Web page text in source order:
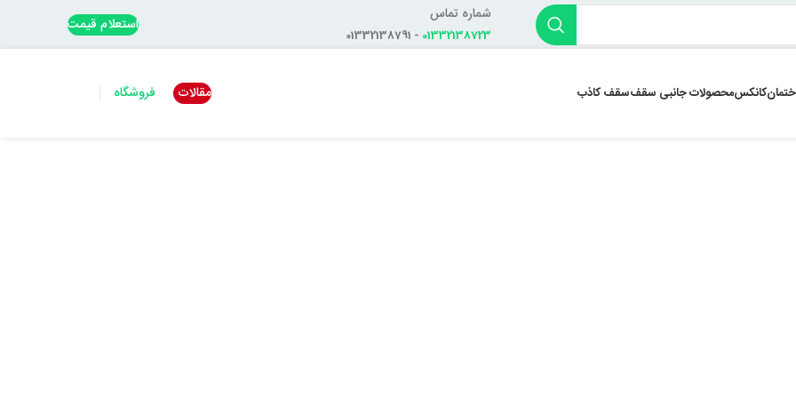
شماره تماس
01332138723
- 01332138791 استعلام قیمت
کانکسمحصولات جانبی سقفسقف کاذب مقالات فروشگاه